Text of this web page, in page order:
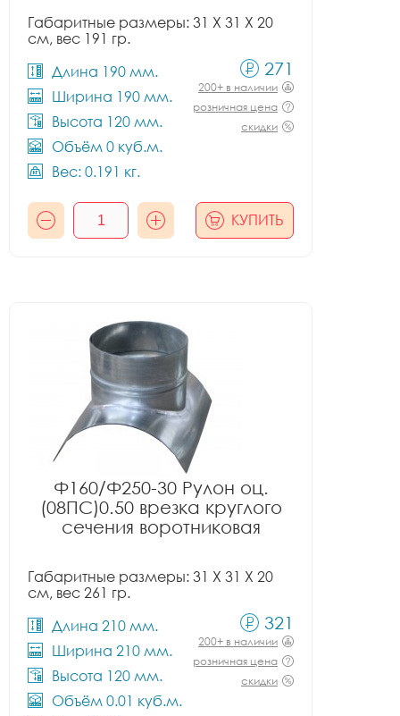
Габаритные размеры: 31 X 31 X 20
см, вес 191 гр.
Длина 190 мм.
Ширина 190 мм.
Высота 120 мм.
Объём 0 куб.м.
Вес: 0.191 кг.
271
200+ в наличии
розничная цена
скидки
КУПИТЬ
Ф160/Ф250-30 Рулон оц.
(08ПС)0.50 врезка круглого
сечения воротниковая
Габаритные размеры: 31 X 31 X 20
см, вес 261 гр.
Длина 210 мм.
Ширина 210 мм.
Высота 120 мм.
Объём 0.01 куб.м.
321
200+ в наличии
розничная цена
скидки